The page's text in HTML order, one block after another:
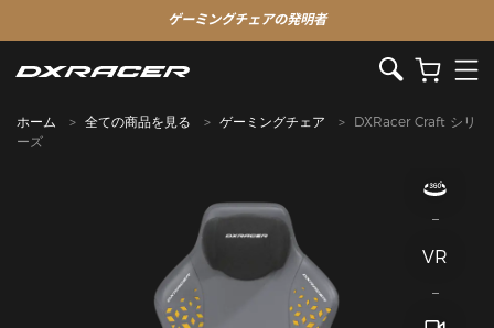
ゲーミングチェアの発明者
ホーム 全ての商品を見る ゲーミングチェア
DXRacer Craft シリ
ーズ
VR